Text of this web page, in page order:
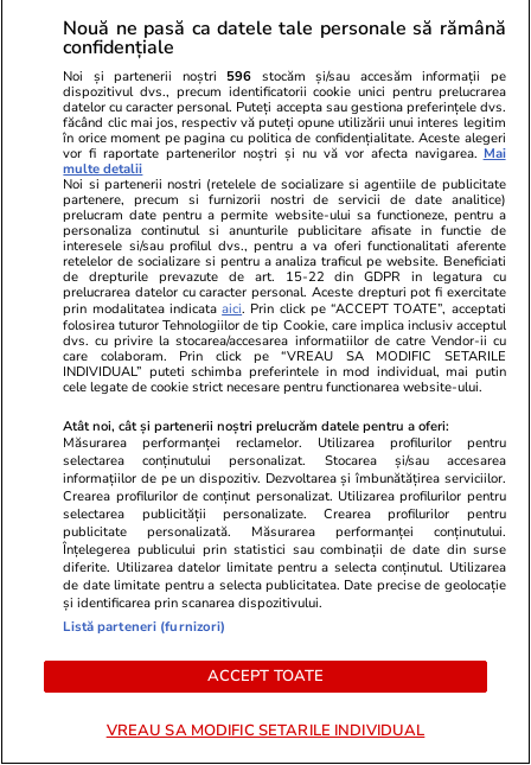
Știri Locale
Marșul Pride din Oradea a avut loc în ciuda
interdicției, jandarmii au amendat participanți
înainte de start. Participă și Avocatul
Poporului
Citește mai multe
TRENDING
Politică 12:05
Mutarea prin care AUR, S.O.S. și POT au făcut
front comun în opoziție împotriva legii care
permite Armatei să doboare dronele
neautorizate. CCR a tranșat definitiv disputa
Politică 11:23
Cum a apărut Mirabela Grădinaru la întâlnirea
cu președinta Indiei, Droupadi Murmu, la
Palatul Cotroceni. Motivul pentru care a ales o
rochie galbenă
Nouă ne pasă ca datele tale personale să rămână
confidențiale
Noi și partenerii noștri 596 stocăm și/sau accesăm informații pe
dispozitivul dvs., precum identificatorii cookie unici pentru prelucrarea
datelor cu caracter personal. Puteți accepta sau gestiona preferințele dvs.
făcând clic mai jos, respectiv vă puteți opune utilizării unui interes legitim
în orice moment pe pagina cu politica de confidențialitate. Aceste alegeri
vor fi raportate partenerilor noștri și nu vă vor afecta navigarea. Mai
multe detalii
Noi si partenerii nostri (retelele de socializare si agentiile de publicitate
partenere, precum si furnizorii nostri de servicii de date analitice)
prelucram date pentru a permite website-ului sa functioneze, pentru a
personaliza continutul si anunturile publicitare afisate in functie de
interesele si/sau profilul dvs., pentru a va oferi functionalitati aferente
retelelor de socializare si pentru a analiza traficul pe website. Beneficiati
de drepturile prevazute de art. 15-22 din GDPR in legatura cu
prelucrarea datelor cu caracter personal. Aceste drepturi pot fi exercitate
prin modalitatea indicataaici. Prin click pe “ACCEPT TOATE”, acceptati
folosirea tuturor Tehnologiilor de tip Cookie, care implica inclusiv acceptul
dvs. cu privire la stocarea/accesarea informatiilor de catre Vendor-ii cu
care colaboram. Prin click pe “VREAU SA MODIFIC SETARILE
INDIVIDUAL” puteti schimba preferintele in mod individual, mai putin
cele legate de cookie strict necesare pentru functionarea website-ului.
Atât noi, cât și partenerii noștri prelucrăm datele pentru a oferi:
Măsurarea performanței reclamelor. Utilizarea profilurilor pentru
selectarea conținutului personalizat. Stocarea și/sau accesarea
informațiilor de pe un dispozitiv. Dezvoltarea și îmbunătățirea serviciilor.
Crearea profilurilor de conținut personalizat. Utilizarea profilurilor pentru
selectarea publicității personalizate. Crearea profilurilor pentru
publicitate personalizată. Măsurarea performanței conținutului.
Înțelegerea publicului prin statistici sau combinații de date din surse
diferite. Utilizarea datelor limitate pentru a selecta conținutul. Utilizarea
de date limitate pentru a selecta publicitatea. Date precise de geolocație
și identificarea prin scanarea dispozitivului.
Listă parteneri (furnizori)
ACCEPT TOATE
VREAU SA MODIFIC SETARILE INDIVIDUAL